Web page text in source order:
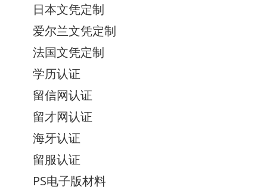
日本文凭定制
爱尔兰文凭定制
法国文凭定制
学历认证
留信网认证
留才网认证
海牙认证
留服认证
PS电子版材料